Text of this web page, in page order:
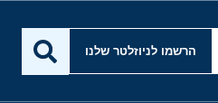
הרשמו לניוזלטר שלנו